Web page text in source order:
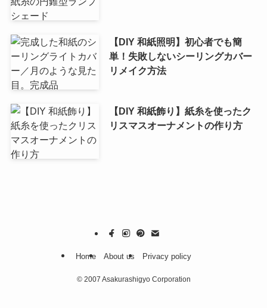
【DIY 和紙照明】初心者でも簡
単！失敗しないシーリングカバー
リメイク方法
【DIY 和紙飾り】紙糸を使ったク
リスマスオーナメントの作り方
Home About us Privacy policy
©2007 Asakurashigyo Corporation